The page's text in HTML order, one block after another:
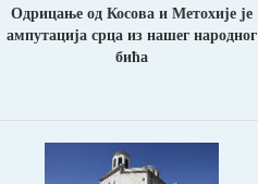
Одрицање од Косова и Метохије jе
ампутација срца из нашег народног
бића